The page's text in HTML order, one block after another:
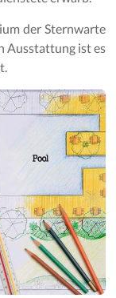
der Sternwarte
Ausstattung ist es